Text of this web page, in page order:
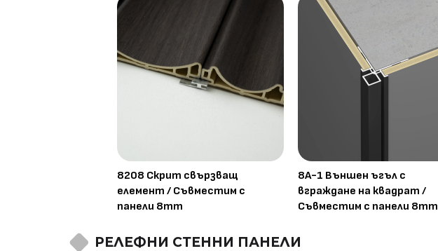
8208 Скрит свързващ
елемент / Съвместим с
панели 8mm
8A-1 Външен ъгъл с
вграждане на квадрат /
Съвместим с панели 8mm
РЕЛЕФНИ СТЕННИ ПАНЕЛИ